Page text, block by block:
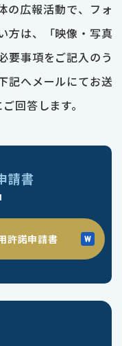
の広報活動で、フォ
方は、「映像・写真
要事項をご記入のう
記へメールにてお送
回答します。
請書
許諾申請書